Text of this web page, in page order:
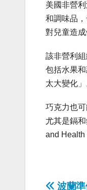
美國非營
和調味品
對兒童造成
該非營利
包括水果
太大變化」
巧克力也
尤其是鎘
and Health
波蘭